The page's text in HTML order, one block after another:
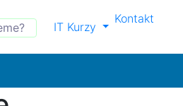
IT Kurzy
Kontakt